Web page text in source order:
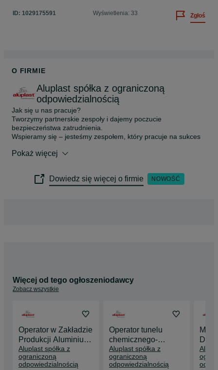
ID: 1029175591 Wyświetlenia: 33 Zgłoś
O FIRMIE
Aluplast spółka z ograniczoną
odpowiedzialnością
Jak się u nas pracuje?
Tworzymy partnerskie zespoły i dajemy poczucie
bezpieczeństwa zatrudnienia.
Wspieramy się – jesteśmy zespołem, który pracuje na sukces
Inwestujemy w pracowników i dbamy o dobrą atmosferę w
Każdy pracownik ma realny wpływ na standardy i ulepszenia w
Pokaż więcej
Dowiedz się więcej o firmie NOWOŚĆ
Więcej od tego ogłoszeniodawcy
Zobacz wszystkie
Operator w Zakładzie
Produkcji Aluminium
(k/m) Poznań
Aluplast
Aluplast spółka z
ograniczoną
odpowiedzialnością
Operator tunelu
chemicznego-
Technik
przygotowania
Aluplast spółka z
ograniczoną
odpowiedzialnością
(k/m) Aluplast Praca